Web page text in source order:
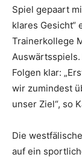
Spiel gepaart
klares Gesicht“
Trainerkollege
Folgen klar:
wir zumindest
unser Ziel“, so
Die
auf ein